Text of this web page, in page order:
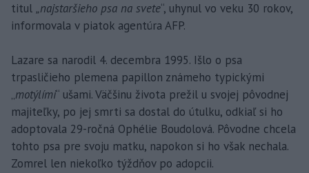
titul „najstaršieho psa na svete“, uhynul vo veku 30 rokov,
informovala v piatok agentúra AFP.
Lazare sa narodil 4. decembra 1995. Išlo o psa
trpasličieho plemena papillon známeho typickými
„motýlími“ ušami. Väčšinu života prežil u svojej pôvodnej
majiteľky, po jej smrti sa dostal do útulku, odkiaľ si ho
adoptovala 29-ročná Ophélie Boudolová. Pôvodne chcela
tohto psa pre svoju matku, napokon si ho však nechala.
Zomrel len niekoľko týždňov po adopcii.